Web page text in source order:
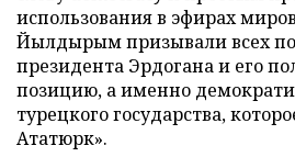
использования в эфирах
Йылдырым призывали всех
президента Эрдогана и его
позицию, а именно
турецкого государства,
Ататюрк».